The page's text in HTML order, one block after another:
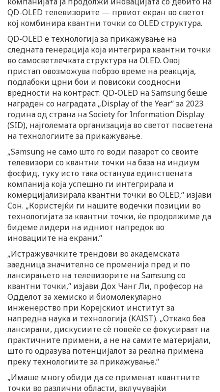
QD-OLED телевизорите — првиот екран во светот
кој комбинира квантни точки со OLED структура.
QD-OLED е технологија за прикажување на
следната генерација која интегрира квантни точки
во самосветлечката структура на OLED. Овој
пристап овозможува побрзо време на реакција,
подлабоки црни бои и повисоки соодносни
вредности на контраст. QD-OLED на Samsung беше
награден со наградата „Display of the Year“ за 2023
година од страна на Society for Information Display
(SID), најголемата организација во светот посветена
на технологиите за прикажување.
„Samsung не само што го води пазарот со своите
телевизори со квантни точки на база на индиум
фосфид, туку исто така останува единствената
компанија која успешно ги интегрирала и
комерцијализирала квантни точки во OLED,“ изјави
Сон. „Користејќи ги нашите водечки позиции во
технологијата за квантни точки, ќе продолжиме да
бидеме лидери на идниот напредок во
иновациите на екрани.“
„Истражувачките трендови во академската
заедница значително се променија пред и по
лансирањето на телевизорите на Samsung со
квантни точки,“ изјави Дох Чанг Ли, професор на
Одделот за хемиско и биомолекуларно
инженерство при Корејскиот институт за
напредна наука и технологија (KAIST). „Откако беа
лансирани, дискусиите сè повеќе се фокусираат на
практичните примени, а не на самите материјали,
што го одразува потенцијалот за реална примена
преку технологиите за прикажување.“
„Имаше многу обиди да се применат квантните
точки во различни области, вклучувајќи